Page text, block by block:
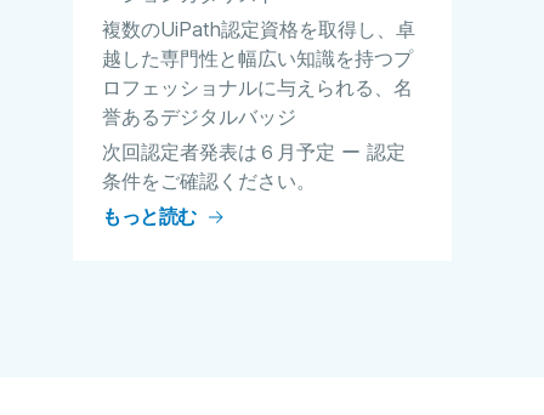
複数のUiPath認定資格を取得し、卓
越した専門性と幅広い知識を持つプ
ロフェッショナルに与えられる、名
誉あるデジタルバッジ
次回認定者発表は６月予定 ー 認定
条件をご確認ください。
もっと読む